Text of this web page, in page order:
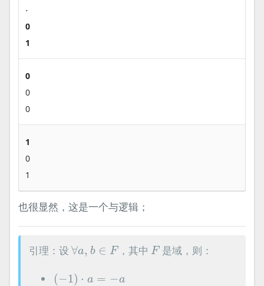
⋅⋅
0
1
0
0
0
1
0
1
也很显然，这是一个与逻辑；
引理：设∀a, b ∈ F
∀a b ∈ F ，其中 F
F 是域，则：
(−1) ⋅ a = −a
(− 1)⋅a =−